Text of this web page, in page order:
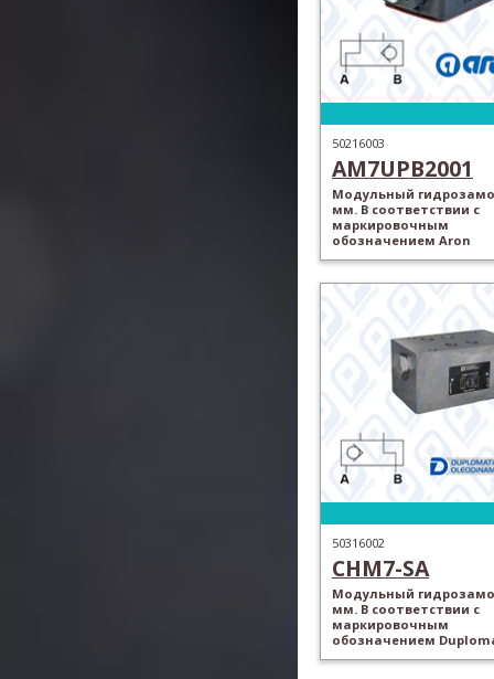
50216003
AM7UPB2001
Модульный
мм. В соответствии с
маркировочным
обозначением Aron
50316002
CHM7-SA
Модульный
мм. В соответствии с
маркировочным
обозначением